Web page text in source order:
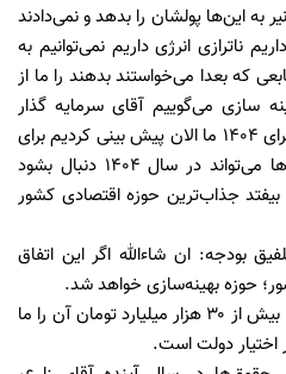
به این‌ها پولشان را بدهد و نمی‌دادند
ناترازی انرژی داریم نمی‌توانیم به
که بعدا می‌خواستند بدهند را ما از
سازی می‌گوییم آقای سرمایه گذار
بدهیم هفتاد هزار میلیارد تومان برای ۱۴۰۴ ما الان پیش بینی کردیم برای
پروژه‌های بهینه سازی، همه این‌ها می‌تواند در سال ۱۴۰۴ دنبال بشود
بیفتد جذاب‌ترین حوزه اقتصادی کشور
بودجه: ان شاءالله اگر این اتفاق
حوزه بهینه‌سازی خواهد شد.
زارع: گرچه تقریباً ۴۰ درصد آن را بیش از ۳۰ هزار میلیارد تومان آن را ما
اختیار دولت است.